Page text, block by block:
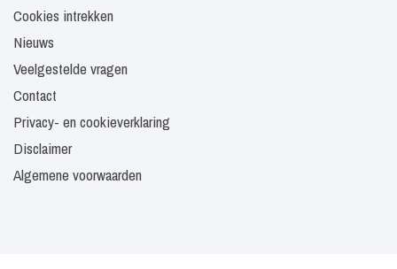
Cookies intrekken
Nieuws
Veelgestelde vragen
Contact
Privacy- en cookieverklaring
Disclaimer
Algemene voorwaarden